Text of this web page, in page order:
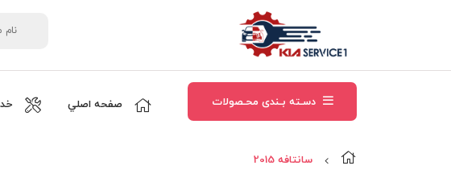
دسـته بـندی محـصولات صفحه اصلي
سانتافه 2015